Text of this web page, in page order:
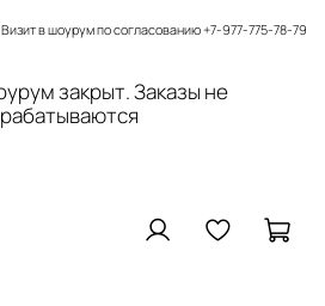
Визит в шоурум по согласованию+7-977-775-78-79
закрыт. Заказы не